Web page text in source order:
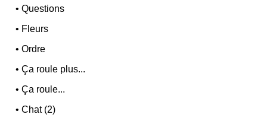
•Questions
• Fleurs
•Ordre
•Ça roule plus...
•Ça roule...
•Chat (2)